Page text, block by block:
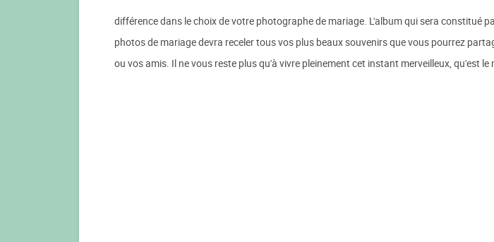
différence dans le choix de votre photographe de mariage. L'album qui sera constitué
photos de mariage devra receler tous vos plus beaux souvenirs que vous pourrez
ou vos amis. Il ne vous reste plus qu'à vivre pleinement cet instant merveilleux, qu'est le